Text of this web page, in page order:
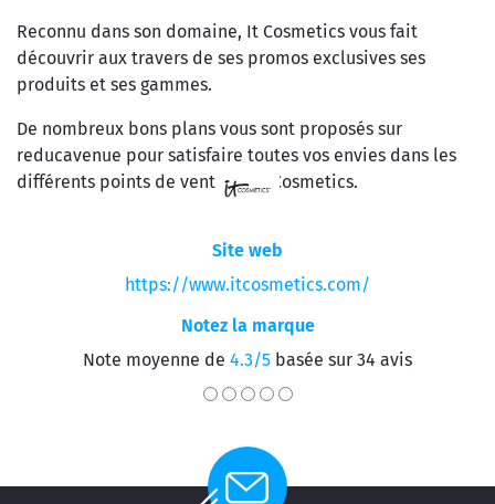
Reconnu dans son domaine, It Cosmetics vous fait
découvrir aux travers de ses promos exclusives ses
produits et ses gammes.
De nombreux bons plans vous sont proposés sur
reducavenue pour satisfaire toutes vos envies dans les
différents points de vente de It Cosmetics.
Site web
https://www.itcosmetics.com/
Notez la marque
Note moyenne de 4.3/5 basée sur 34 avis